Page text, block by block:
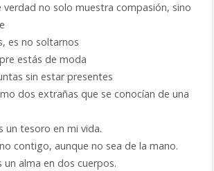
verdad no solo muestra compasión, sino
es no soltarnos
estás de moda
sin estar presentes
dos extrañas que se conocían de una
un tesoro en mi vida.
contigo, aunque no sea de la mano.
un alma en dos cuerpos.